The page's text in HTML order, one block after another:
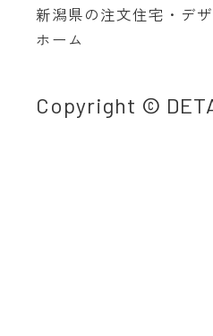
新潟県の注文住宅・デ
ホーム
Copyright ©